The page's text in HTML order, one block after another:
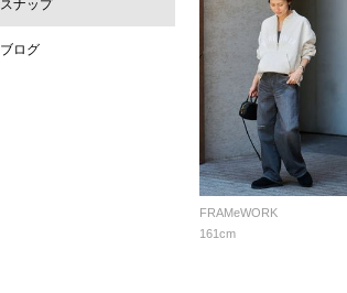
スナップ
ブログ
FRAMeWORK
161cm